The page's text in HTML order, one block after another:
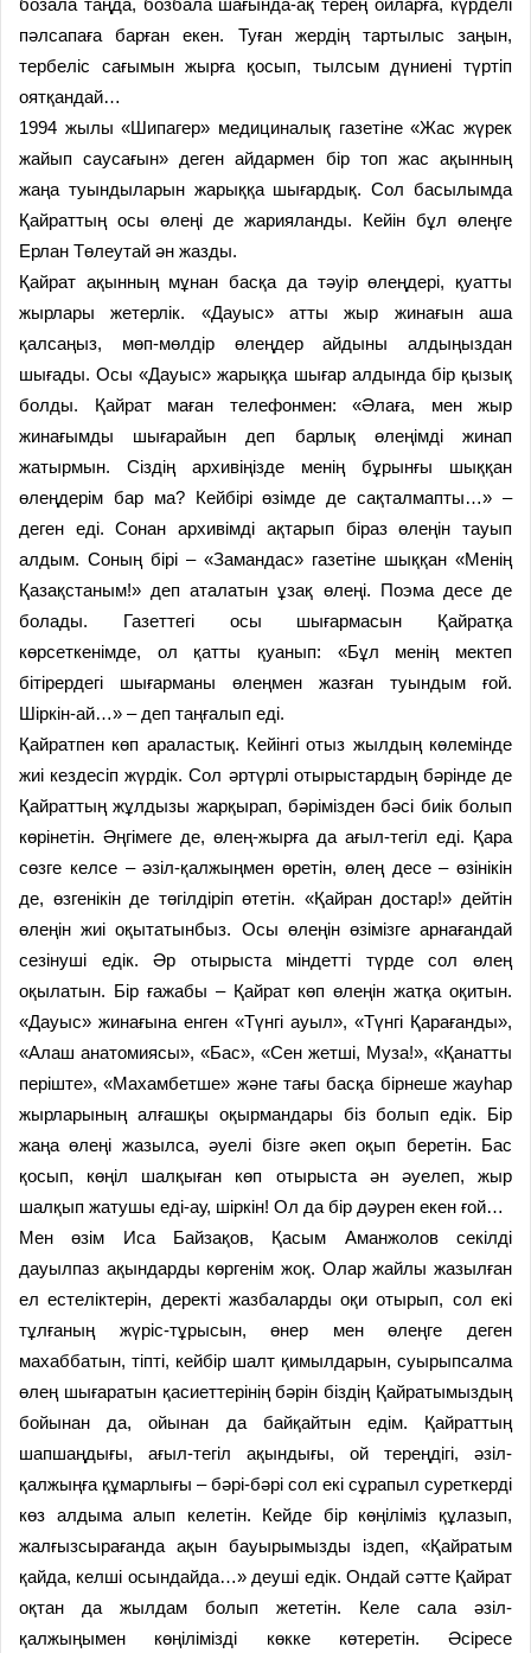
пәлсапаға барған екен. Туған жердің тартылыс заңын,
тербеліс сағымын жырға қосып, тылсым дүниені түртіп
оятқандай…
1994 жылы «Шипагер» медициналық газетіне «Жас жүрек
жайып саусағын» деген айдармен бір топ жас ақынның
жаңа туындыларын жарыққа шығардық. Сол басылымда
Қайраттың осы өлеңі де жарияланды. Кейін бұл өлеңге
Ерлан Төлеутай ән жазды.
Қайрат ақынның мұнан басқа да тәуір өлеңдері, қуатты
жырлары жетерлік. «Дауыс» атты жыр жинағын аша
қалсаңыз, мөп-мөлдір өлеңдер айдыны алдыңыздан
шығады. Осы «Дауыс» жарыққа шығар алдында бір қызық
болды. Қайрат маған телефонмен: «Әлаға, мен жыр
жинағымды шығарайын деп барлық өлеңімді жинап
жатырмын. Сіздің архивіңізде менің бұрынғы шыққан
өлеңдерім бар ма? Кейбірі өзімде де сақталмапты…» –
деген еді. Сонан архивімді ақтарып біраз өлеңін тауып
алдым. Соның бірі – «Замандас» газетіне шыққан «Менің
Қазақстаным!» деп аталатын ұзақ өлеңі. Поэма десе де
болады. Газеттегі осы шығармасын Қайратқа
көрсеткенімде, ол қатты қуанып: «Бұл менің мектеп
бітірердегі шығарманы өлеңмен жазған туындым ғой.
Шіркін-ай…» – деп таңғалып еді.
Қайратпен көп араластық. Кейінгі отыз жылдың көлемінде
жиі кездесіп жүрдік. Сол әртүрлі отырыстардың бәрінде де
Қайраттың жұлдызы жарқырап, бәрімізден бәсі биік болып
көрінетін. Әңгімеге де, өлең-жыр­ға да ағыл-тегіл еді. Қара
сөзге келсе – әзіл-қалжыңмен өретін, өлең десе – өзінікін
де, өзгенікін де төгілдіріп өтетін. «Қайран достар!» дейтін
өлеңін жиі оқытатынбыз. Осы өлеңін өзімізге арнағандай
сезінуші едік. Әр отырыста міндетті түрде сол өлең
оқылатын. Бір ғажабы – Қайрат көп өлеңін жатқа оқитын.
«Дауыс» жинағына енген «Түнгі ауыл», «Түнгі Қарағанды»,
«Алаш анатомиясы», «Бас», «Сен жетші, Муза!», «Қанатты
періште», «Махамбетше» және тағы басқа бірнеше жауhар
жырларының алғашқы оқырмандары біз болып едік. Бір
жаңа өлеңі жазылса, әуелі бізге әкеп оқып беретін. Бас
қосып, көңіл шалқыған көп отырыста ән әуелеп, жыр
шалқып жатушы еді-ау, шіркін! Ол да бір дәурен екен ғой…
Мен өзім Иса Байзақов, Қасым Аманжолов секілді
дауылпаз ақындарды көргенім жоқ. Олар жайлы жазылған
ел естеліктерін, деректі жазбаларды оқи отырып, сол екі
тұлғаның жүріс-тұрысын, өнер мен өлеңге деген
махаббатын, тіпті, кейбір шалт қимылдарын, суырыпсалма
өлең шығаратын қасиеттерінің бәрін біздің Қайратымыздың
бойынан да, ойынан да байқайтын едім. Қайраттың
шапшаңдығы, ағыл-тегіл ақындығы, ой тереңдігі, әзіл-
қалжыңға құмарлығы – бәрі-бәрі сол екі сұрапыл суреткерді
көз алдыма алып келетін. Кейде бір көңіліміз құлазып,
жалғызсырағанда ақын бауырымызды іздеп, «Қайратым
қайда, келші осындайда…» деуші едік. Ондай сәтте Қайрат
оқтан да жылдам болып жететін. Келе сала әзіл-
қалжыңымен көңілімізді көкке көтеретін. Әсіресе